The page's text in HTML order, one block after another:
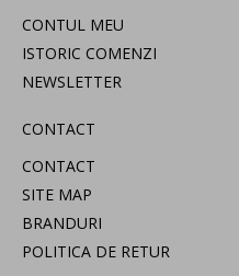
CONTUL MEU
ISTORIC COMENZI
NEWSLETTER
CONTACT
CONTACT
SITE MAP
BRANDURI
POLITICA DE RETUR